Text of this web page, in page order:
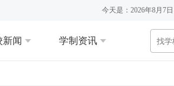
今天是： 2026年8月7日
新闻 学制资讯